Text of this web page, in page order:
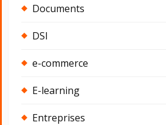
Documents
DSI
e-commerce
E-learning
Entreprises